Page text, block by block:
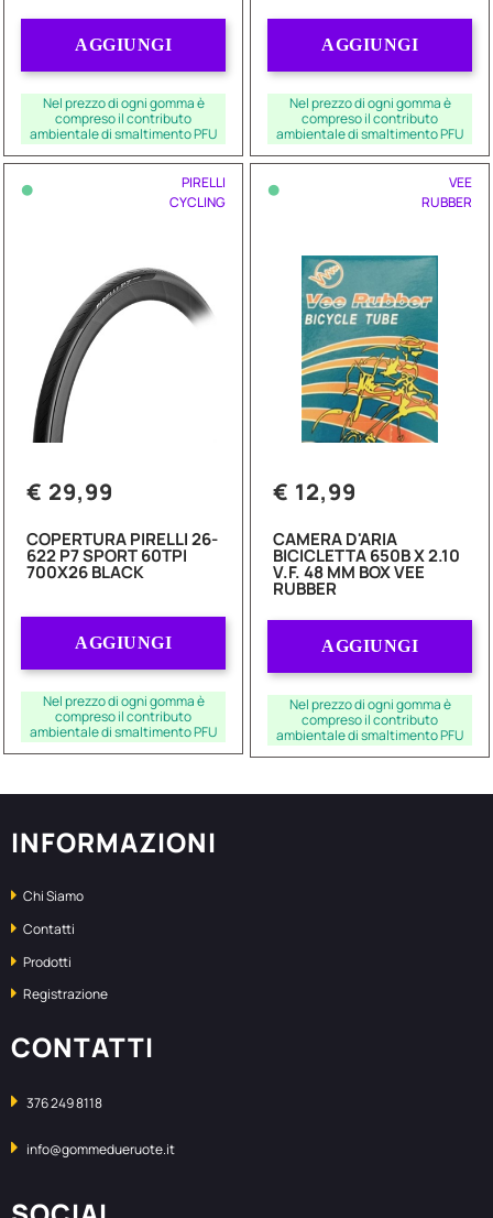
AGGIUNGI
Nel prezzo di ogni gomma è
compreso il contributo
ambientale di smaltimento PFU
AGGIUNGI
Nel prezzo di ogni gomma è
compreso il contributo
ambientale di smaltimento PFU
•
PIRELLI
CYCLING
€ 29,99
COPERTURA PIRELLI 26-
622 P7 SPORT 60TPI
700X26 BLACK
AGGIUNGI
Nel prezzo di ogni gomma è
compreso il contributo
ambientale di smaltimento PFU
•
VEE
RUBBER
€ 12,99
CAMERA D'ARIA
BICICLETTA 650B X 2.10
V.F. 48 MM BOX VEE
RUBBER
AGGIUNGI
Nel prezzo di ogni gomma è
compreso il contributo
ambientale di smaltimento PFU
INFORMAZIONI
Chi Siamo
Contatti
Prodotti
Registrazione
CONTATTI
376 249 8118
info@gommedueruote.it